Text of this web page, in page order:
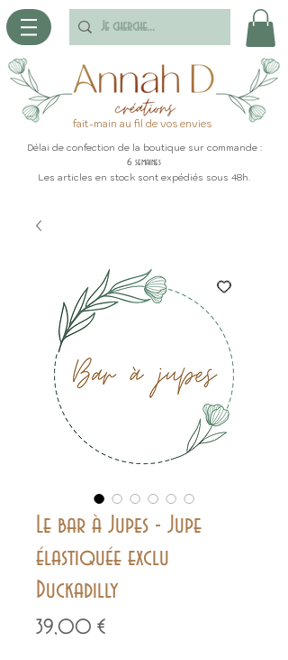
fait-main au fil de vos envies
Délai de confection de la boutique sur commande :
6 semaines
Les articles en stock sont expédiés sous 48h.
Le bar à Jupes - Jupe
élastiquée exclu
Duckadilly
39,00 €Prix